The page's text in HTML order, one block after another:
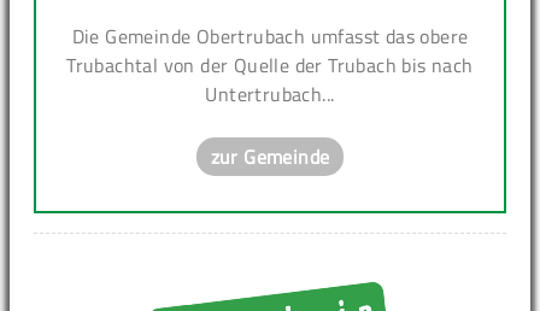
Die Gemeinde Obertrubach umfasst das obere
Trubachtal von der Quelle der Trubach bis nach
Untertrubach...
zur Gemeinde